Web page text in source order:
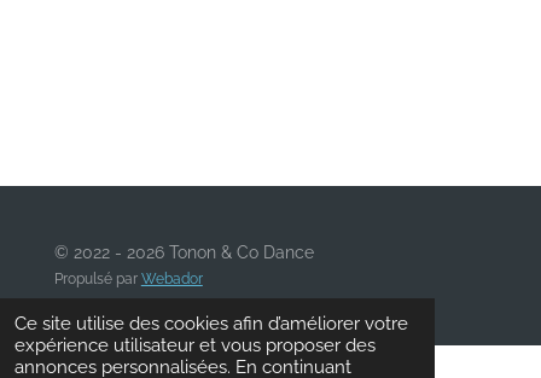
Ce site utilise des cookies afin d’améliorer votre
expérience utilisateur et vous proposer des
annonces personnalisées. En continuant
© 2022 - 2026 Tonon & Co Dance
Propulsé par Webador